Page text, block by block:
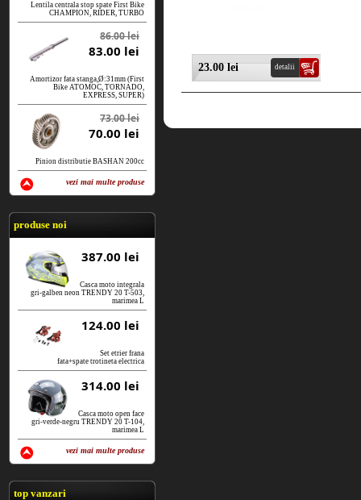
Lentila centrala stop spate First Bike
CHAMPION, RIDER, TURBO
86.00 lei
83.00 lei
Amortizor fata stanga,Ø:31mm (First
Bike ATOMOC, TORNADO,
EXPRESS, SUPER)
73.00 lei
70.00 lei
Pinion distributie BASHAN 200cc
vezi mai multe produse
vezi produse
produse noi
387.00 lei
Casca moto integrala
gri-galben neon TRENDY 20 T-503,
marimea L
124.00 lei
Set etrier frana
fata+spate trotineta electrica
314.00 lei
Casca moto open face
gri-verde-negru TRENDY 20 T-104,
marimea L
vezi mai multe produse
vezi produse
top vanzari
23.00 lei detalii